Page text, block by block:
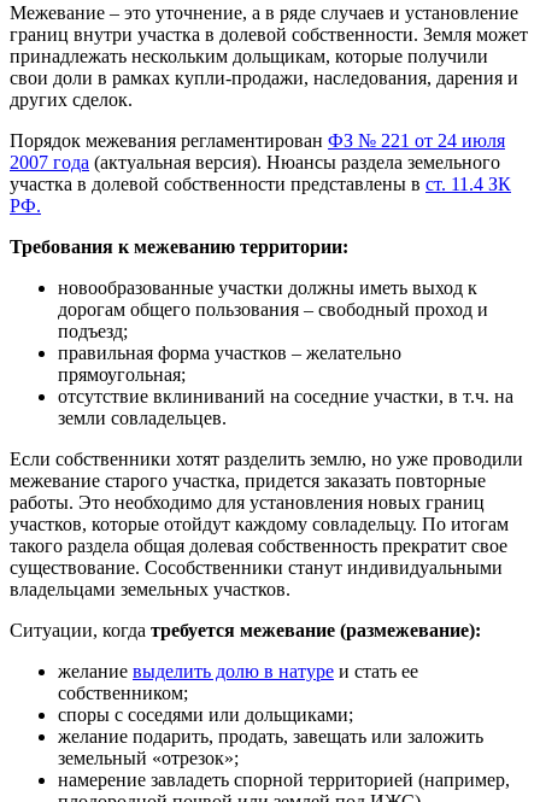
Межевание – это уточнение, а в ряде случаев и установление
границ внутри участка в долевой собственности. Земля может
принадлежать нескольким дольщикам, которые получили
свои доли в рамках купли-продажи, наследования, дарения и
других сделок.
Порядок межевания регламентирован ФЗ № 221 от 24 июля
2007 года (актуальная версия). Нюансы раздела земельного
участка в долевой собственности представлены в ст. 11.4 ЗК
РФ.
Требования к межеванию территории:
новообразованные участки должны иметь выход к
дорогам общего пользования – свободный проход и
подъезд;
правильная форма участков – желательно
прямоугольная;
отсутствие вклиниваний на соседние участки, в т.ч. на
земли совладельцев.
Если собственники хотят разделить землю, но уже проводили
межевание старого участка, придется заказать повторные
работы. Это необходимо для установления новых границ
участков, которые отойдут каждому совладельцу. По итогам
такого раздела общая долевая собственность прекратит свое
существование. Сособственники станут индивидуальными
владельцами земельных участков.
Ситуации, когда требуется межевание (размежевание):
желание выделить долю в натуре и стать ее
собственником;
споры с соседями или дольщиками;
желание подарить, продать, завещать или заложить
земельный «отрезок»;
намерение завладеть спорной территорией (например,